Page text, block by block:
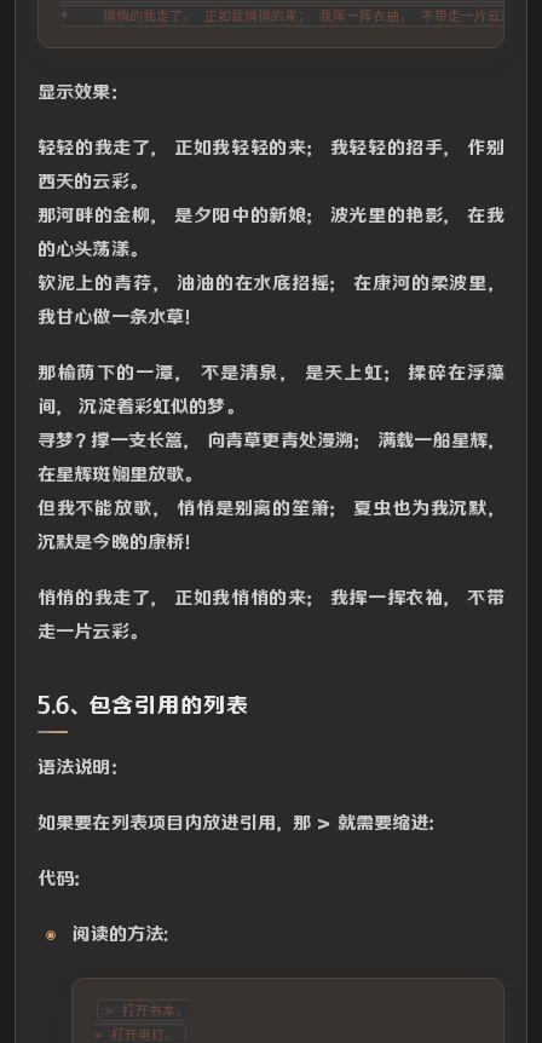
*    悄悄的我走了， 正如我悄悄的来； 我挥一挥衣袖， 不带走一片云彩。
显示效果：
轻轻的我走了， 正如我轻轻的来； 我轻轻的招手， 作别
西天的云彩。
那河畔的金柳， 是夕阳中的新娘； 波光里的艳影， 在我
的心头荡漾。
软泥上的青荇， 油油的在水底招摇； 在康河的柔波里，
我甘心做一条水草！
那榆荫下的一潭， 不是清泉， 是天上虹； 揉碎在浮藻
间， 沉淀着彩虹似的梦。
寻梦？撑一支长篙， 向青草更青处漫溯； 满载一船星辉，
在星辉斑斓里放歌。
但我不能放歌， 悄悄是别离的笙箫； 夏虫也为我沉默，
沉默是今晚的康桥！
悄悄的我走了， 正如我悄悄的来； 我挥一挥衣袖， 不带
走一片云彩。
5.6、包含引用的列表
语法说明：
如果要在列表项目内放进引用，那 > 就需要缩进：
代码：
阅读的方法:
> 打开书本。
> 打开电灯。